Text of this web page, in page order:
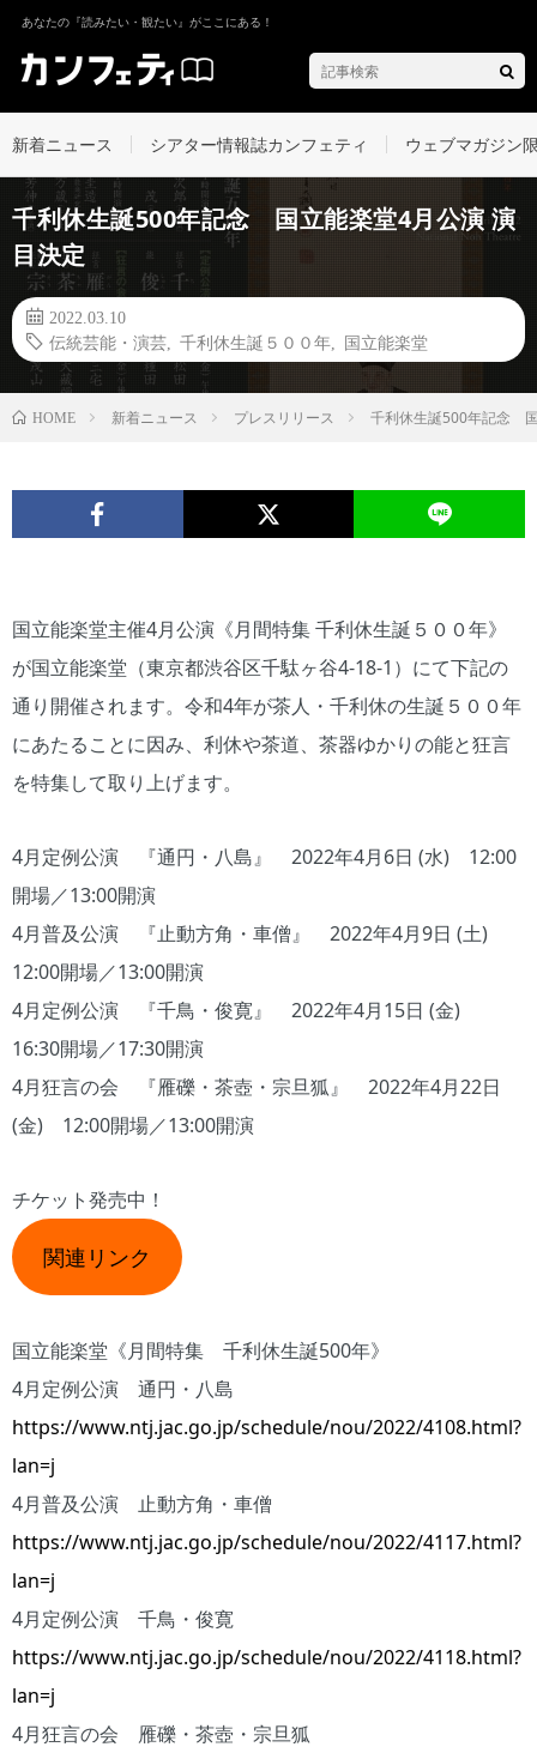
あなたの『読みたい・観たい』がここにある！
新着ニュース シアター情報誌カンフェティ ウェブマガジン
千利休生誕500年記念 国立能楽堂4月公演 演
目決定
2022.03.10
伝統芸能・演芸
千利休生誕５００年 国立能楽堂
HOME 新着ニュース プレスリリース 千利休生誕500年記念
国立能楽堂主催4月公演《月間特集 千利休生誕５００年》
が国立能楽堂（東京都渋谷区千駄ヶ谷4-18-1）にて下記の
通り開催されます。令和4年が茶人・千利休の生誕５００年
にあたることに因み、利休や茶道、茶器ゆかりの能と狂言
を特集して取り上げます。
4月定例公演 『通円・八島』 2022年4月6日 (水) 12:00
開場／13:00開演
4月普及公演 『止動方角・車僧』 2022年4月9日 (土)
12:00開場／13:00開演
4月定例公演 『千鳥・俊寛』 2022年4月15日 (金)
16:30開場／17:30開演
4月狂言の会 『雁礫・茶壺・宗旦狐』 2022年4月22日
(金) 12:00開場／13:00開演
チケット発売中！
関連リンク
国立能楽堂《月間特集 千利休生誕500年》
4月定例公演 通円・八島
https://www.ntj.jac.go.jp/schedule/nou/2022/4108.html?
lan=j
4月普及公演 止動方角・車僧
https://www.ntj.jac.go.jp/schedule/nou/2022/4117.html?
lan=j
4月定例公演 千鳥・俊寛
https://www.ntj.jac.go.jp/schedule/nou/2022/4118.html?
lan=j
4月狂言の会 雁礫・茶壺・宗旦狐